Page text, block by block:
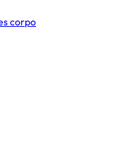
corpo